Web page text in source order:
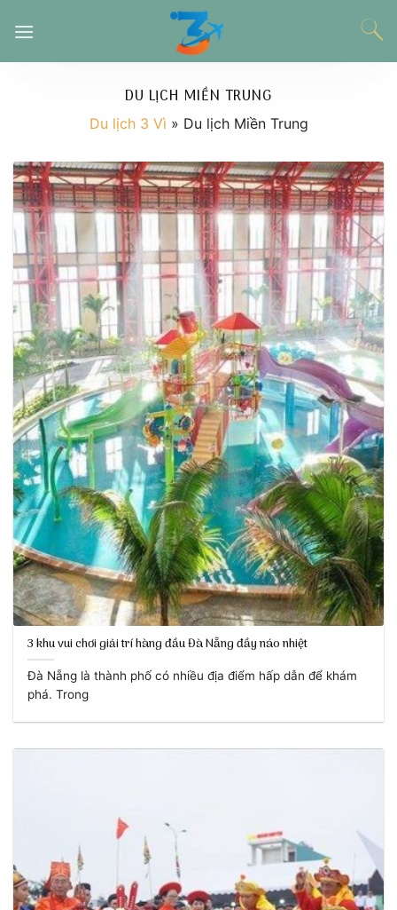
đến
DU LỊCH MIỀN TRUNG
Du lịch 3 Vì » Du lịch Miền Trung
3 khu vui chơi giải trí hàng đầu Đà Nẵng đầy náo nhiệt
Đà Nẵng là thành phố có nhiều địa điểm hấp dẫn để khám
phá. Trong